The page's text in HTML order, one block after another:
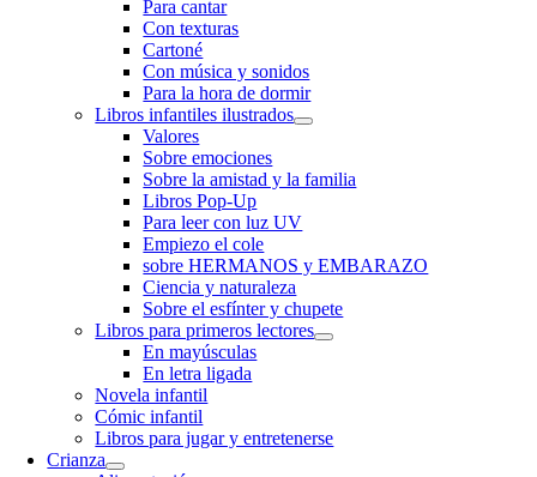
Para cantar
Con texturas
Cartoné
Con música y sonidos
Para la hora de dormir
Libros infantiles ilustrados
Valores
Sobre emociones
Sobre la amistad y la familia
Libros Pop-Up
Para leer con luz UV
Empiezo el cole
sobre HERMANOS y EMBARAZO
Ciencia y naturaleza
Sobre el esfínter y chupete
Libros para primeros lectores
En mayúsculas
En letra ligada
Novela infantil
Cómic infantil
Libros para jugar y entretenerse
Crianza